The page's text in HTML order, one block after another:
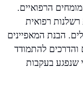
הרפואיים.
רפואית
הבנת המאפיינים
והדרכים להתמודד
שנפגע בעקבות